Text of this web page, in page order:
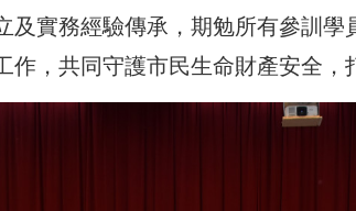
及實務經驗傳承，期勉所有參訓
作，共同守護市民生命財產安全，